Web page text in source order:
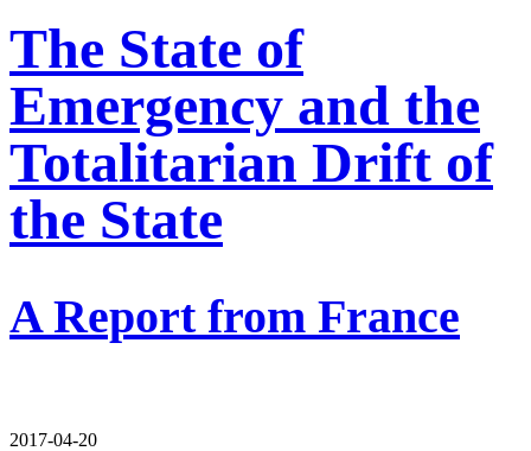
The State of
Emergency and the
Totalitarian Drift of
the State
A Report from France
2017-04-20